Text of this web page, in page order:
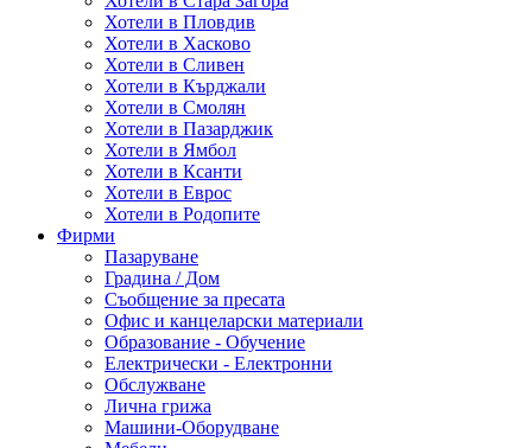
Хотели в Пловдив
Хотели в Хасково
Хотели в Сливен
Хотели в Кърджали
Хотели в Смолян
Хотели в Пазарджик
Хотели в Ямбол
Хотели в Ксанти
Хотели в Еврос
Хотели в Родопите
Фирми
Пазаруване
Градина / Дом
Съобщение за пресата
Офис и канцеларски материали
Образование - Обучение
Електрически - Електронни
Обслужване
Лична грижа
Машини-Оборудване